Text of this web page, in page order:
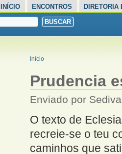
INÍCIO ENCONTROS DIRETORIA
Início
Prudencia
Enviado por
O texto de
recreie-se o teu
caminhos que